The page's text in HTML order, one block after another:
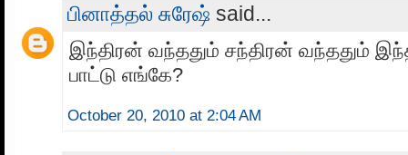
பினாத்தல் சுரேஷ் said...
இந்திரன் வந்ததும் சந்திரன் வந்ததும்
பாட்டு எங்கே?
October 20, 2010 at 2:04 AM